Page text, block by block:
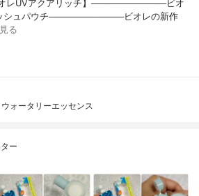
オレUVアクアリッチ】────────────ビオ
シュパウチ────────────ビオレの新作
る
ォータリーエッセンス
ー